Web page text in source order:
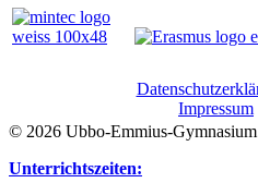
Impressum
© 2026 Ubbo-Emmius-
Unterrichtszeiten: